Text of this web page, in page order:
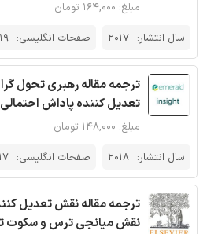
مبلغ: ۱۶۴,۰۰۰ تومان
سال انتشار: 2017 صفحات انگلیسی: 19
ترجمه مقاله رهبری تحول
تعدیل کننده پاداش احتمالی
مبلغ: ۱۴۸,۰۰۰ تومان
سال انتشار: 2018 صفحات انگلیسی: 17
ترجمه مقاله نقش تعدیل
نقش میانجی ترس و سکوت